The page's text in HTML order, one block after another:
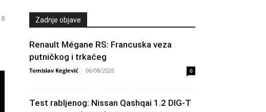
0 Zadnje objave
Renault Mégane RS: Francuska veza
putničkog i trkaćeg
Tomislav Keglević - 06/08/2026 0
Test rabljenog: Nissan Qashqai 1.2 DIG-T